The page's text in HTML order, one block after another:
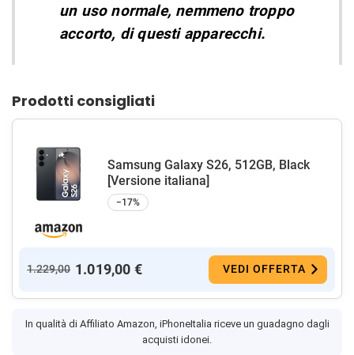
un uso normale, nemmeno troppo
accorto, di questi apparecchi.
Prodotti consigliati
Samsung Galaxy S26, 512GB, Black
[Versione italiana]
−17%
1.229,00 1.019,00 € VEDI OFFERTA
In qualità di Affiliato Amazon, iPhoneItalia riceve un guadagno dagli
acquisti idonei.